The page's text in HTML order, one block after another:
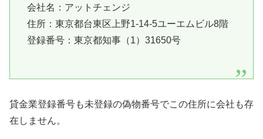
会社名：アットチェンジ
住所：東京都台東区上野1-14-5ユーエムビル8階
登録番号：東京都知事（1）31650号
貸金業登録番号も未登録の偽物番号でこの住所に会社も存
在しません。